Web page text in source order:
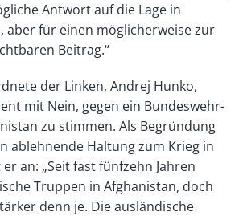
Antwort auf die Lage in
aber für einen möglicherweise zur
Beitrag.“
der Linken, Andrej Hunko,
mit Nein, gegen ein Bundeswehr-
zu stimmen. Als Begründung
ablehnende Haltung zum Krieg in
an: „Seit fast fünfzehn Jahren
Truppen in Afghanistan, doch
denn je. Die ausländische